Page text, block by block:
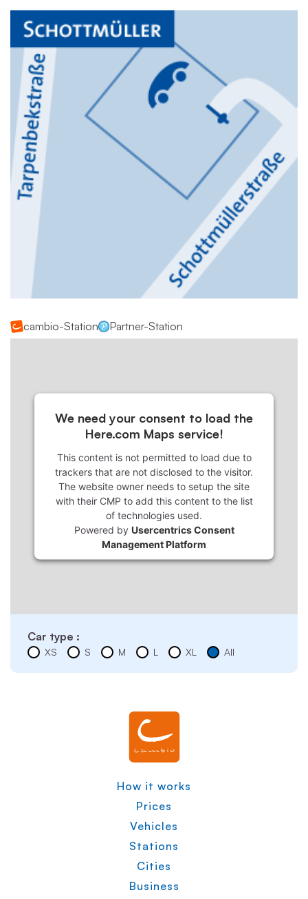
cambio-Station Partner-Station
We need your consent to load the
Here.com Maps service!
This content is not permitted to load due to
trackers that are not disclosed to the visitor.
The website owner needs to setup the site
with their CMP to add this content to the list
of technologies used.
Powered by Usercentrics Consent
Management Platform
Car type :
XS S M L XL All
How it works
Prices
Vehicles
Stations
Cities
Business